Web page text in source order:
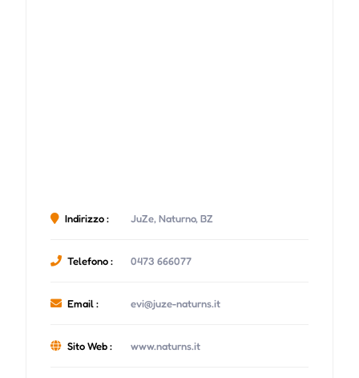
Indirizzo : JuZe, Naturno, BZ
Telefono : 0473 666077
Email : evi@juze-naturns.it
Sito Web : www.naturns.it